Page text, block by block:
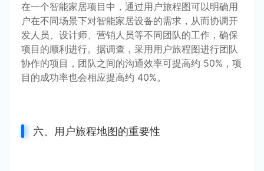
在一个智能家居项目中，通过用户旅程图可以明确用
户在不同场景下对智能家居设备的需求，从而协调开
发人员、设计师、营销人员等不同团队的工作，确保
项目的顺利进行。据调查，采用用户旅程图进行团队
协作的项目，团队之间的沟通效率可提高约 50%，项
目的成功率也会相应提高约 40%。
六、用户旅程地图的重要性